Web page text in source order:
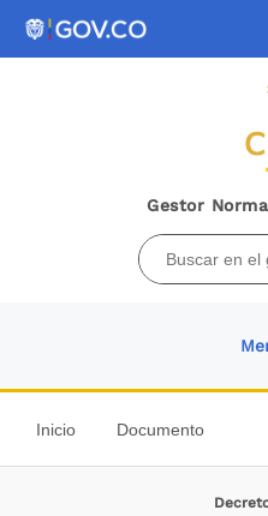
Gestor
Inicio Documento